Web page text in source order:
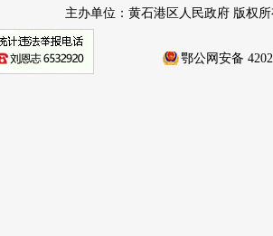
主办单位：黄石港区人民政府 版权
鄂公网安备